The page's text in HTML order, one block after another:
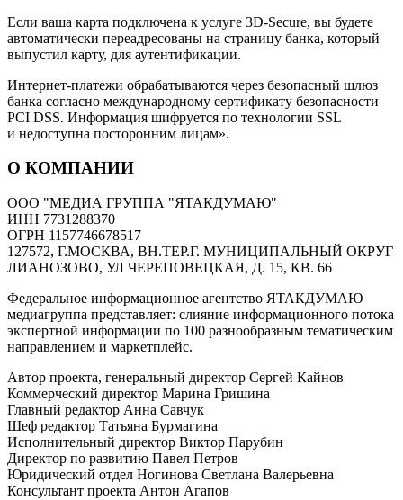
Если ваша карта подключена к услуге 3D-Secure, вы будете
автоматически переадресованы на страницу банка, который
выпустил карту, для аутентификации.
Интернет-платежи обрабатываются через безопасный шлюз
банка согласно международному сертификату безопасности
PCI DSS. Информация шифруется по технологии SSL
и недоступна посторонним лицам».
О КОМПАНИИ
ООО "МЕДИА ГРУППА "ЯТАКДУМАЮ"
ИНН 7731288370
ОГРН 1157746678517
127572, Г.МОСКВА, ВН.ТЕР.Г. МУНИЦИПАЛЬНЫЙ ОКРУГ
ЛИАНОЗОВО, УЛ ЧЕРЕПОВЕЦКАЯ, Д. 15, КВ. 66
Федеральное информационное агентство ЯТАКДУМАЮ
медиагруппа представляет: слияние информационного потока
экспертной информации по 100 разнообразным тематическим
направлением и маркетплейс.
Автор проекта, генеральный директор Сергей Кайнов
Коммерческий директор Марина Гришина
Главный редактор Анна Савчук
Шеф редактор Татьяна Бурмагина
Исполнительный директор Виктор Парубин
Директор по развитию Павел Петров
Юридический отдел Ногинова Светлана Валерьевна
Консультант проекта Антон Агапов